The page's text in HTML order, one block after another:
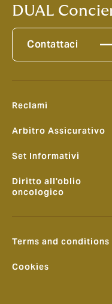
DUAL
Contattaci
Reclami
Arbitro Assicurativo
Set Informativi
Diritto all'oblio
oncologico
Terms and conditions
Cookies